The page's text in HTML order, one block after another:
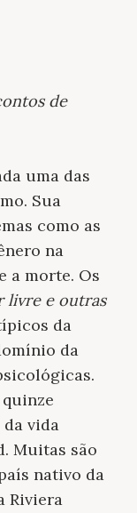
de
uma das
Sua
como as
na
a morte. Os
livre e outras
da
da
vida
Muitas são
nativo da
Riviera